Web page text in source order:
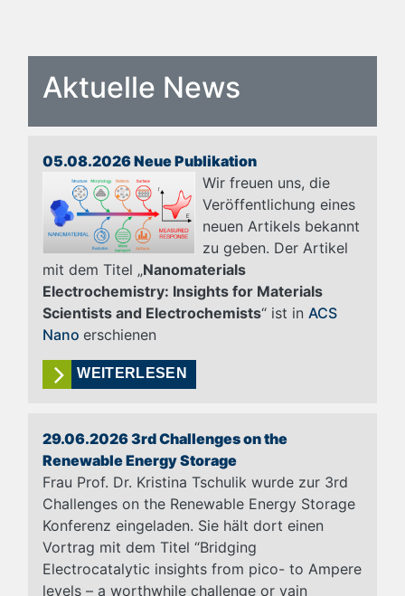
Aktuelle News
05.08.2026 Neue Publikation
Wir freuen uns, die
Veröffentlichung eines
neuen Artikels bekannt
zu geben. Der Artikel
mit dem Titel „Nanomaterials
Electrochemistry: Insights for Materials
Scientists and Electrochemists“ ist in ACS
Nano erschienen
WEITERLESEN
29.06.2026 3rd Challenges on the
Renewable Energy Storage
Frau Prof. Dr. Kristina Tschulik wurde zur 3rd
Challenges on the Renewable Energy Storage
Konferenz eingeladen. Sie hält dort einen
Vortrag mit dem Titel “Bridging
Electrocatalytic insights from pico- to Ampere
levels – a worthwhile challenge or vain